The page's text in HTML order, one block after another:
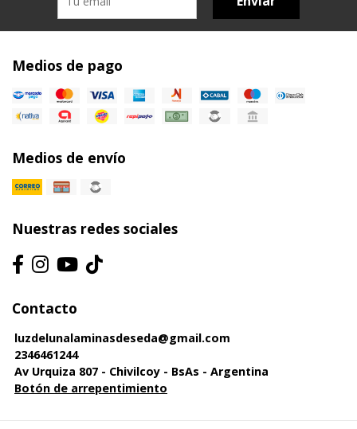
Medios de pago
Medios de envío
Nuestras redes sociales
Contacto
luzdelunalaminasdeseda@gmail.com
2346461244
Av Urquiza 807 - Chivilcoy - BsAs - Argentina
Botón de arrepentimiento